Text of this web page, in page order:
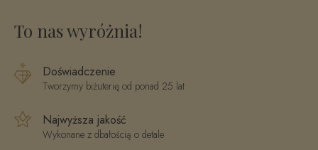
To nas wyróżnia!
Doświadczenie
Tworzymy biżuterię od ponad 25 lat
Najwyższa jakość
Wykonane z dbałością o detale